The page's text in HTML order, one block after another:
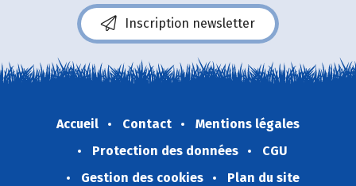
Inscription newsletter
Accueil Contact
Mentions légales
Protection des données
CGU
Gestion des cookies
Plan du site